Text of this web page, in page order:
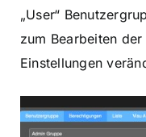
„User“
zum Bearbeiten
Einstellungen